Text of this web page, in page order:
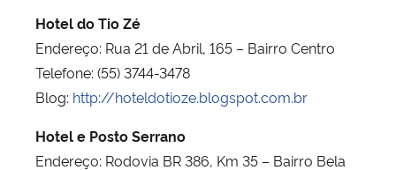
Hotel do Tio Zé
Endereço: Rua 21 de Abril, 165 – Bairro Centro
Telefone: (55) 3744-3478
Blog: http://hoteldotioze.blogspot.com.br
Hotel e Posto Serrano
Endereço: Rodovia BR 386, Km 35 – Bairro Bela